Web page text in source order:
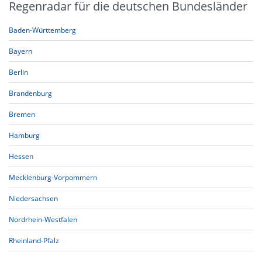
Regenradar für die deutschen Bundesländer
Baden-Württemberg
Bayern
Berlin
Brandenburg
Bremen
Hamburg
Hessen
Mecklenburg-Vorpommern
Niedersachsen
Nordrhein-Westfalen
Rheinland-Pfalz